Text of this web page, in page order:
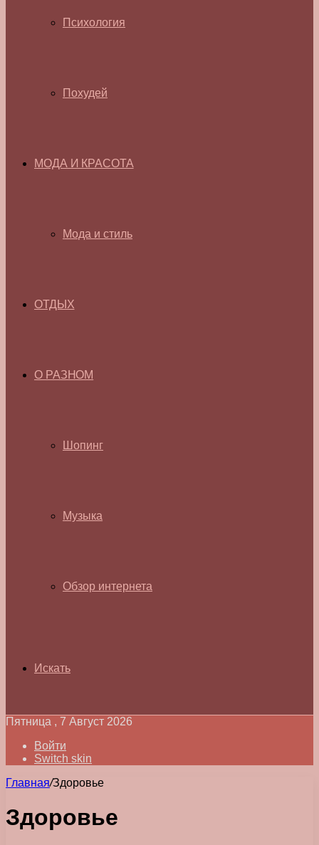
Психология
Похудей
МОДА И КРАСОТА
Мода и стиль
ОТДЫХ
О РАЗНОМ
Шопинг
Музыка
Обзор интернета
Искать
Пятница , 7 Август 2026
Войти
Switch skin
Главная/Здоровье
Здоровье